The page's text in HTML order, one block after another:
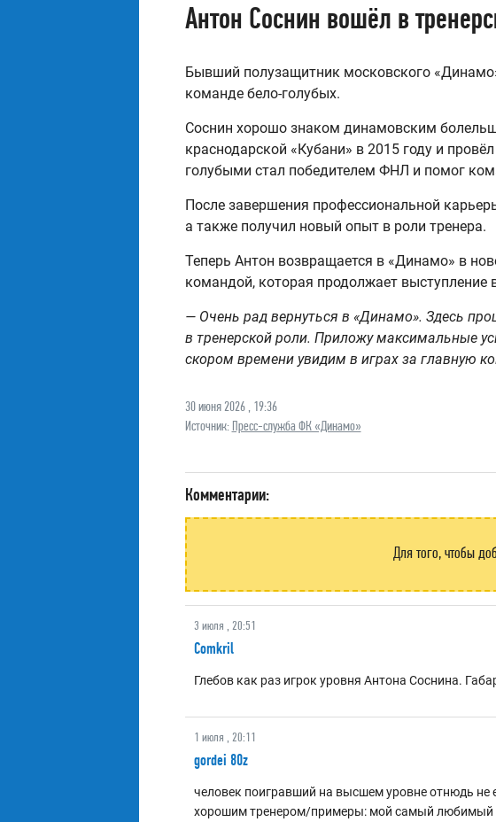
Антон Соснин вошёл в
Бывший полузащитник московского
команде бело-голубых.
Соснин хорошо знаком динамовским
краснодарской «Кубани» в 2015 году и
голубыми стал победителем ФНЛ и помог
После завершения профессиональной
а также получил новый опыт в роли тренера.
Теперь Антон возвращается в «Динамо» в
командой, которая продолжает выступление
— Очень рад вернуться в «Динамо». Здесь
в тренерской роли. Приложу максимальные
скором времени увидим в играх за главную
30 июня 2026 , 19:36
Источник:
Пресс-служба ФК «Динамо»
Комментарии:
Для того, чтобы
3 июля , 20:51
Comkril
Глебов как раз игрок уровня Антона Соснина.
1 июля , 20:11
gordei 80z
человек поигравший на высшем уровне отнюдь не
хорошим тренером/примеры: мой самый любимый